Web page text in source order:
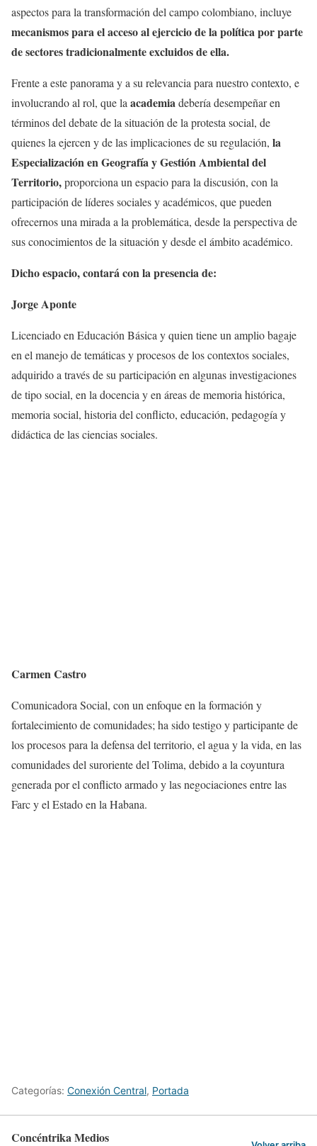
aspectos para la transformación del campo colombiano, incluye
mecanismos para el acceso al ejercicio de la política por parte
de sectores tradicionalmente excluidos de ella.
Frente a este panorama y a su relevancia para nuestro contexto, e
involucrando al rol, que la academiadebería desempeñar en
términos del debate de la situación de la protesta social, de
quienes la ejercen y de las implicaciones de su regulación, la
Especialización en Geografía y Gestión Ambiental del
Territorio,proporciona un espacio para la discusión, con la
participación de líderes sociales y académicos, que pueden
ofrecernos una mirada a la problemática, desde la perspectiva de
sus conocimientos de la situación y desde el ámbito académico.
Dicho espacio, contará con la presencia de:
Jorge Aponte
Licenciado en Educación Básica y quien tiene un amplio bagaje
en el manejo de temáticas y procesos de los contextos sociales,
adquirido a través de su participación en algunas investigaciones
de tipo social, en la docencia y en áreas de memoria histórica,
memoria social, historia del conflicto, educación, pedagogía y
didáctica de las ciencias sociales.
Carmen Castro
Comunicadora Social, con un enfoque en la formación y
fortalecimiento de comunidades; ha sido testigo y participante de
los procesos para la defensa del territorio, el agua y la vida, en las
comunidades del suroriente del Tolima, debido a la coyuntura
generada por el conflicto armado y las negociaciones entre las
Farc y el Estado en la Habana.
Categorías: Conexión Central, Portada
Concéntrika Medios